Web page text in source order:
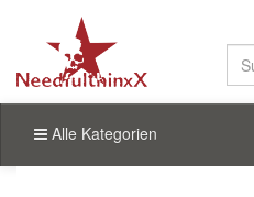
Alle Kategorien